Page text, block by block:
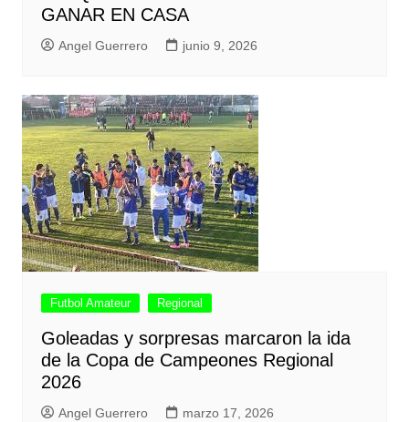
GANAR EN CASA
Angel Guerrero junio 9, 2026
Futbol Amateur Regional
Goleadas y sorpresas marcaron la ida
de la Copa de Campeones Regional
2026
Angel Guerrero marzo 17, 2026